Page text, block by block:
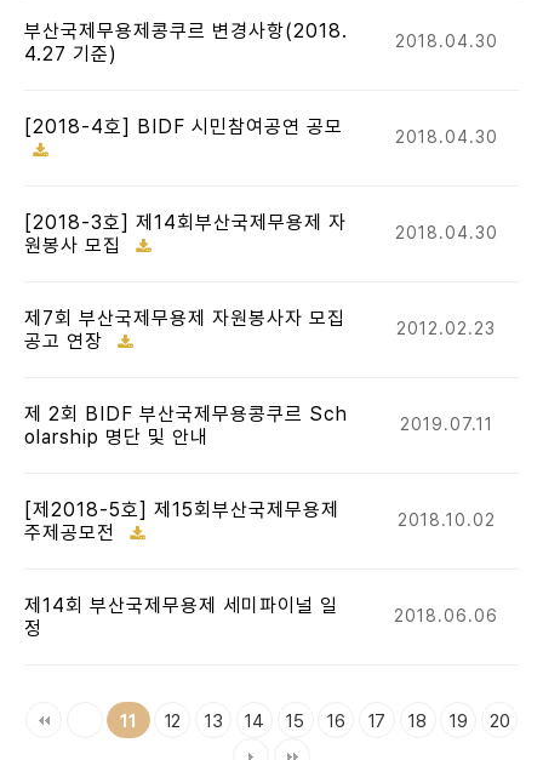
부산국제무용제콩쿠르 변경사항(2018.
4.27 기준)
2018.04.30
[2018-4호] BIDF 시민참여공연 공모 2018.04.30
[2018-3호] 제14회부산국제무용제 자
원봉사 모집
2018.04.30
제7회 부산국제무용제 자원봉사자 모집
공고 연장
2012.02.23
제 2회 BIDF 부산국제무용콩쿠르 Sch
olarship 명단 및 안내
2019.07.11
[제2018-5호] 제15회부산국제무용제
주제공모전
2018.10.02
제14회 부산국제무용제 세미파이널 일
정
2018.06.06
11 12 13 14 15 16 17 18 19 20